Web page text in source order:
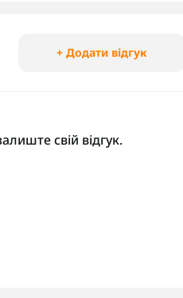
+ Додати відгук
свій відгук.